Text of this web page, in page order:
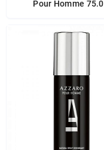
Pour Homme 75.0